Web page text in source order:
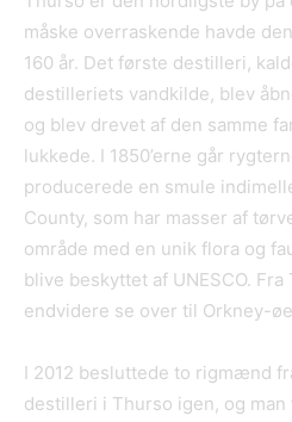
måske overraskende havde
160 år. Det første destilleri,
destilleriets vandkilde, blev
og blev drevet af den samme
lukkede. I 1850’erne går
producerede en smule
County, som har masser af
område med en unik flora og
blive beskyttet af UNESCO. Fra
endvidere se over til Orkney-
I 2012 besluttede to rigmænd
destilleri i Thurso igen, og